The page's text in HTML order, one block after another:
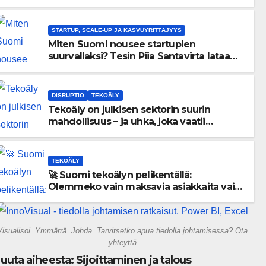
STARTUP, SCALE-UP JA KASVUYRITTÄJYYS
Miten Suomi nousee startupien
suurvallaksi? Tesin Piia Santavirta lataa
DISRUPTIO TEKOÄLY
Tekoäly on julkisen sektorin suurin
mahdollisuus – ja uhka, joka vaatii
TEKOÄLY
🚀 Suomi tekoälyn pelikentällä:
Olemmeko vain maksavia asiakkaita vai
gigatehtaan?
Ymmärrä. Johda. Tarvitsetko apua tiedolla johtamisessa? Ota
yhteyttä
aiheesta: Sijoittaminen ja talous